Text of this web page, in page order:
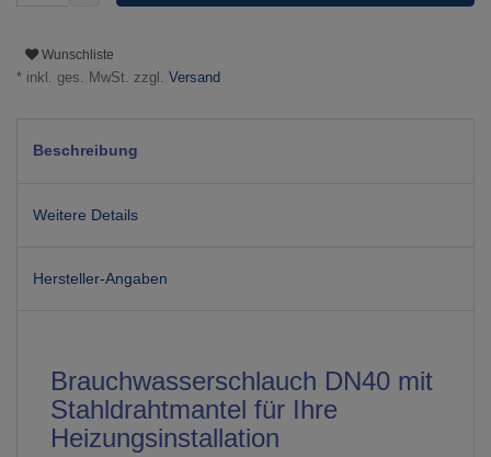
Wunschliste
* inkl. ges. MwSt. zzgl. Versand
Beschreibung
Weitere Details
Hersteller-Angaben
Brauchwasserschlauch DN40 mit
Stahldrahtmantel für Ihre
Heizungsinstallation